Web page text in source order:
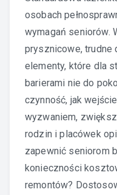
osobach
wymagań seniorów.
prysznicowe, trudne
elementy, które dla
barierami nie do
czynność, jak
wyzwaniem,
rodzin i placówek
zapewnić seniorom
konieczności
remontów?